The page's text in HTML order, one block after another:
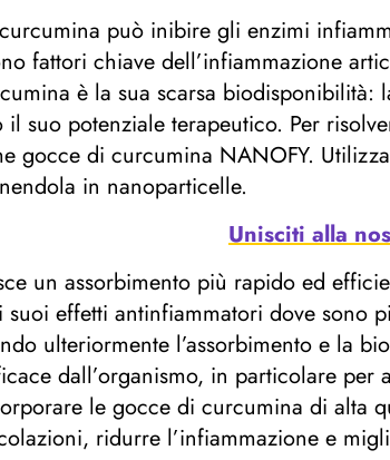
può inibire gli enzimi
fattori chiave dell’infiammazione
è la sua scarsa
suo potenziale terapeutico. Per
gocce di curcumina NANOFY.
in nanoparticelle.
Unisciti alla
un assorbimento più rapido ed
suoi effetti antinfiammatori dove
ulteriormente l’assorbimento e la
dall’organismo, in particolare
le gocce di curcumina di alta
ridurre l’infiammazione e